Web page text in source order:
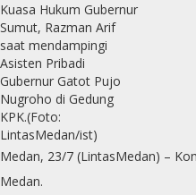
Kuasa Hukum Gubernur
Sumut, Razman Arif
saat mendampingi
Asisten Pribadi
Gubernur Gatot Pujo
Nugroho di Gedung
KPK.(Foto:
LintasMedan/ist)
Medan, 23/7 (LintasMedan) –
Medan.